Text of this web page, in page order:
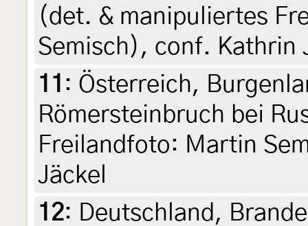
(det. & manipuliertes
Semisch), conf. Kathrin
11 : Österreich,
Römersteinbruch bei
Freilandfoto: Martin
Jäckel
12: Deutschland,